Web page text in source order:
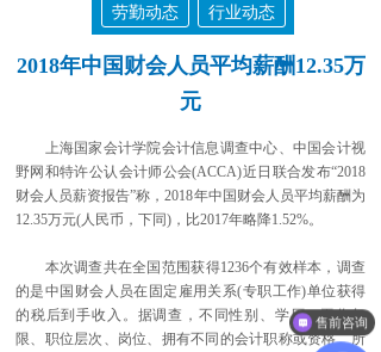
劳勤动态 行业动态
2018年中国财会人员平均薪酬12.35万
元
上海国家会计学院会计信息调查中心、中国会计视
野网和特许公认会计师公会(ACCA)近日联合发布“2018
财会人员薪资报告”称，2018年中国财会人员平均薪酬为
12.35万元(人民币，下同)，比2017年略降1.52%。
本次调查共在全国范围获得1236个有效样本，调查
的是中国财会人员在固定雇用关系(专职工作)单位获得
的税后到手收入。据调查，不同性别、学历、工作年
限、职位层次、岗位、拥有不同的会计职称或资格、所
售前咨询